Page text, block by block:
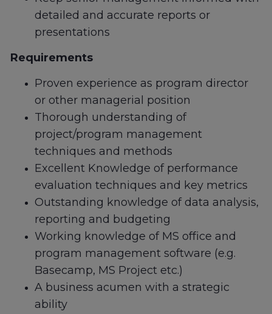
detailed and accurate reports or
presentations
Requirements
Proven experience as program director
or other managerial position
Thorough understanding of
project/program management
techniques and methods
Excellent Knowledge of performance
evaluation techniques and key metrics
Outstanding knowledge of data analysis,
reporting and budgeting
Working knowledge of MS office and
program management software (e.g.
Basecamp, MS Project etc.)
A business acumen with a strategic
ability